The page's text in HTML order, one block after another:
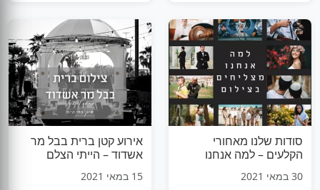
סודות שלנו מאחורי
הקלעים – למה אנחנו
30 במאי 2021
אירוע קטן ברית בבל מר
אשדוד – הייתי הצלם
החוויה
15 במאי 2021